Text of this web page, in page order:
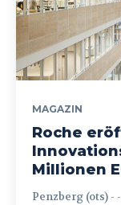
MAGAZIN
Roche
Millionen
Penzberg (ots) - - Roche investiert 300 Millionen Euro in